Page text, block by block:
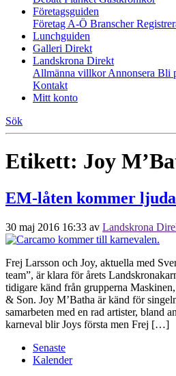
Företagsguiden
Företag A-Ö Branscher
Lunchguiden
Galleri Direkt
Landskrona Direkt
Allmänna villkorAnnonsera Bli
Kontakt
Mitt konto
Sök
Etikett: Joy
EM-låten kommer
30 maj 2016 16:33 av Landskrona
Frej Larsson och Joy, aktuella med
team”, är klara för årets
tidigare känd från grupperna
& Son. Joy M’Batha är känd för
samarbeten med en rad artister, bland
karneval blir Joys första men Frej […]
Senaste
Kalender